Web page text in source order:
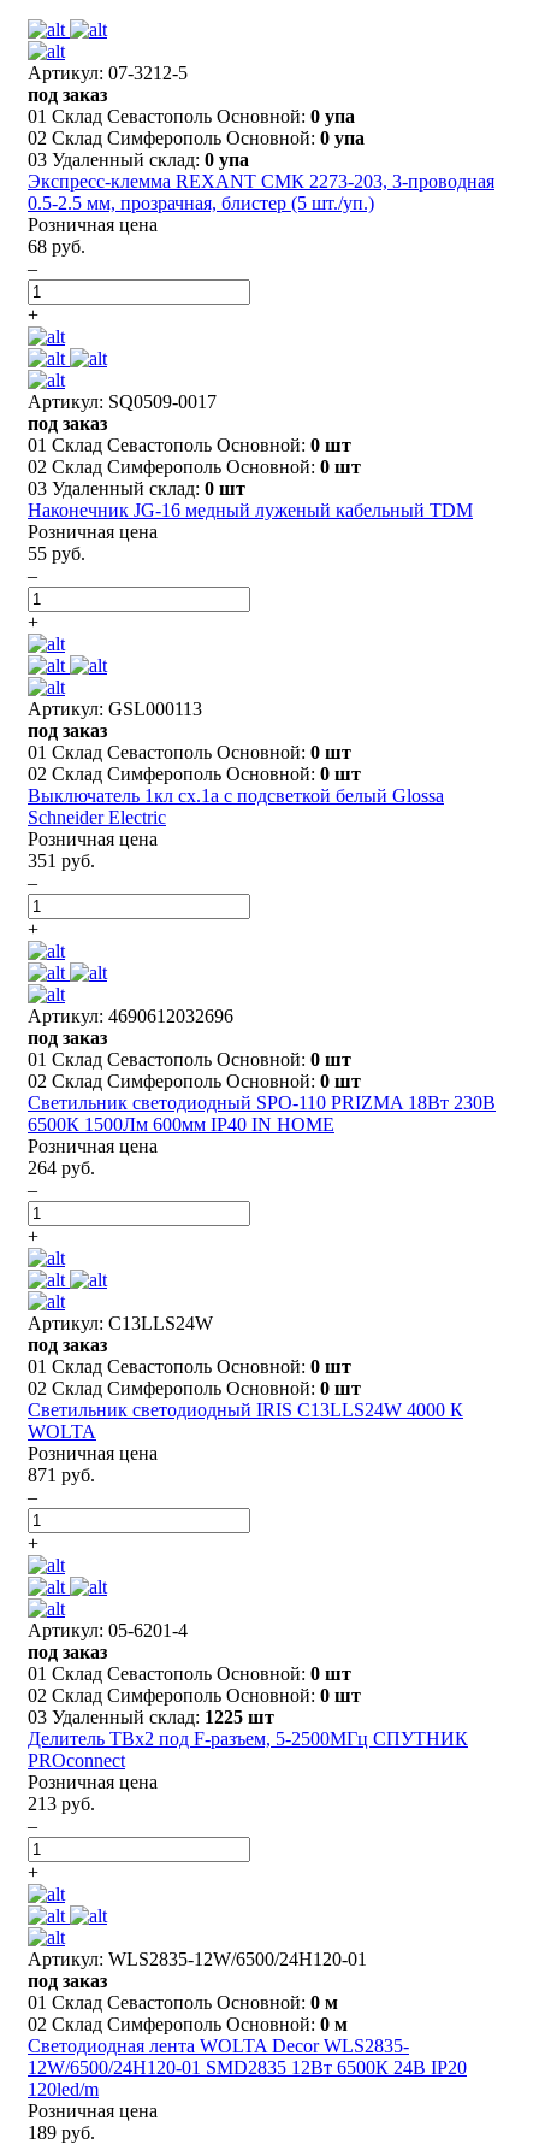
Артикул: 07-3212-5
под заказ
01 Склад Севастополь Основной: 0 упа
02 Склад Симферополь Основной: 0 упа
03 Удаленный склад: 0 упа
Экспресс-клемма REXANT СМК 2273-203, 3-проводная
0.5-2.5 мм, прозрачная, блистер (5 шт./уп.)
Розничная цена
68 руб.
–
+
Артикул: SQ0509-0017
под заказ
01 Склад Севастополь Основной: 0 шт
02 Склад Симферополь Основной: 0 шт
03 Удаленный склад: 0 шт
Наконечник JG-16 медный луженый кабельный TDM
Розничная цена
55 руб.
–
+
Артикул: GSL000113
под заказ
01 Склад Севастополь Основной: 0 шт
02 Склад Симферополь Основной: 0 шт
Выключатель 1кл сх.1а с подсветкой белый Glossa
Schneider Electric
Розничная цена
351 руб.
–
+
Артикул: 4690612032696
под заказ
01 Склад Севастополь Основной: 0 шт
02 Склад Симферополь Основной: 0 шт
Светильник светодиодный SPO-110 PRIZMA 18Вт 230В
6500К 1500Лм 600мм IP40 IN HOME
Розничная цена
264 руб.
–
+
Артикул: C13LLS24W
под заказ
01 Склад Севастополь Основной: 0 шт
02 Склад Симферополь Основной: 0 шт
Светильник светодиодный IRIS C13LLS24W 4000 К
WOLTA
Розничная цена
871 руб.
–
+
Артикул: 05-6201-4
под заказ
01 Склад Севастополь Основной: 0 шт
02 Склад Симферополь Основной: 0 шт
03 Удаленный склад: 1225 шт
Делитель ТВх2 под F-разъем, 5-2500МГц СПУТНИК
PROconnect
Розничная цена
213 руб.
–
+
Артикул: WLS2835-12W/6500/24H120-01
под заказ
01 Склад Севастополь Основной: 0 м
02 Склад Симферополь Основной: 0 м
Светодиодная лента WOLTA Decor WLS2835-
12W/6500/24H120-01 SMD2835 12Вт 6500К 24В IP20
120led/m
Розничная цена
189 руб.